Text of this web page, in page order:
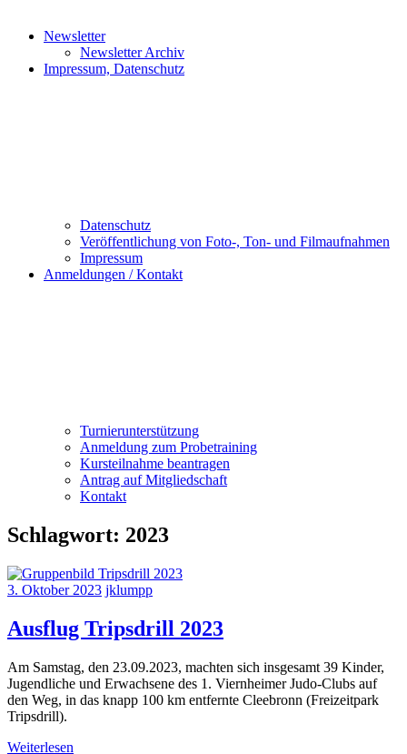
Newsletter
Newsletter Archiv
Impressum, Datenschutz
Datenschutz
Veröffentlichung von Foto-, Ton- und Filmaufnahmen
Impressum
Anmeldungen / Kontakt
Turnierunterstützung
Anmeldung zum Probetraining
Kursteilnahme beantragen
Antrag auf Mitgliedschaft
Kontakt
Schlagwort: 2023
3. Oktober 2023 jklumpp
Ausflug Tripsdrill 2023
Am Samstag, den 23.09.2023, machten sich insgesamt 39 Kinder,
Jugendliche und Erwachsene des 1. Viernheimer Judo-Clubs auf
den Weg, in das knapp 100 km entfernte Cleebronn (Freizeitpark
Tripsdrill).
Weiterlesen